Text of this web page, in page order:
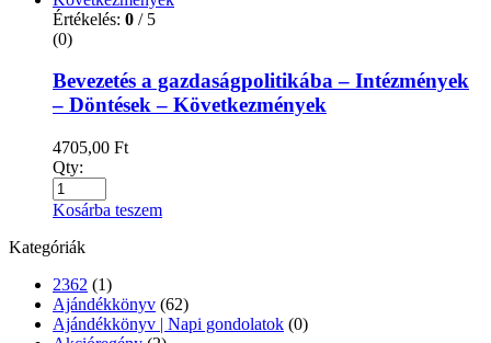
Értékelés: 0 / 5
(0)
Bevezetés a gazdaságpolitikába – Intézmények
– Döntések – Következmények
4705,00 Ft
Qty:
Kosárba teszem
Kategóriák
2362 (1)
Ajándékkönyv (62)
Ajándékkönyv | Napi gondolatok (0)